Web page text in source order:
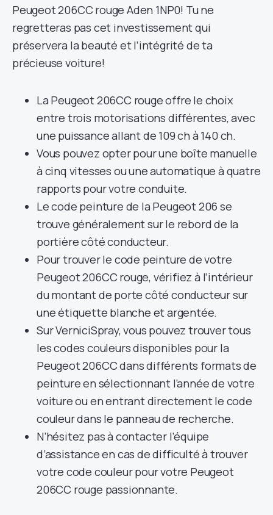
Peugeot 206CC rouge Aden 1NP0! Tu ne
regretteras pas cet investissement qui
préservera la beauté et l’intégrité de ta
précieuse voiture!
La Peugeot 206CC rouge offre le choix
entre trois motorisations différentes, avec
une puissance allant de 109 ch à 140 ch.
Vous pouvez opter pour une boîte manuelle
à cinq vitesses ou une automatique à quatre
rapports pour votre conduite.
Le code peinture de la Peugeot 206 se
trouve généralement sur le rebord de la
portière côté conducteur.
Pour trouver le code peinture de votre
Peugeot 206CC rouge, vérifiez à l’intérieur
du montant de porte côté conducteur sur
une étiquette blanche et argentée.
Sur VerniciSpray, vous pouvez trouver tous
les codes couleurs disponibles pour la
Peugeot 206CC dans différents formats de
peinture en sélectionnant l’année de votre
voiture ou en entrant directement le code
couleur dans le panneau de recherche.
N’hésitez pas à contacter l’équipe
d’assistance en cas de difficulté à trouver
votre code couleur pour votre Peugeot
206CC rouge passionnante.